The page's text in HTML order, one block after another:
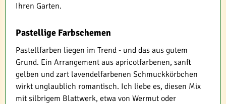
Ihren Garten.
Pastellige Farbschemen
Pastellfarben liegen im Trend - und das aus gutem
Grund. Ein Arrangement aus apricotfarbenen, sanft
gelben und zart lavendelfarbenen Schmuckkörbchen
wirkt unglaublich romantisch. Ich liebe es, diesen Mix
mit silbrigem Blattwerk, etwa von Wermut oder